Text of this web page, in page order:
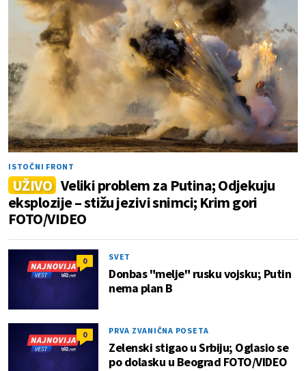
ISTOČNI FRONT
UŽIVO Veliki problem za Putina; Odjekuju
eksplozije – stižu jezivi snimci; Krim gori
FOTO/VIDEO
0 SVET
Donbas "melje" rusku vojsku; Putin
nema plan B
0 PRVA ZVANIČNA POSETA
Zelenski stigao u Srbiju; Oglasio se
po dolasku u Beograd FOTO/VIDEO